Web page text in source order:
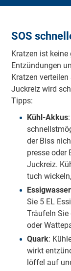
SOS
Krat­zen ist
Ent­zün­dun­gen
Krat­zen
Juck­reiz wird
Tipps:
Kühl-Ak­kus
der Biss
pres­se oder
Juck­reiz.
tuch
Es­sig­was­ser
Sie 5 EL
Träu­feln Sie
oder
Quark:
wirkt
löf­fel auf